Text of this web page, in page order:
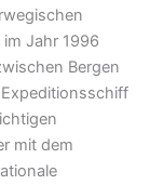
Jahr 1996
Bergen
mit dem